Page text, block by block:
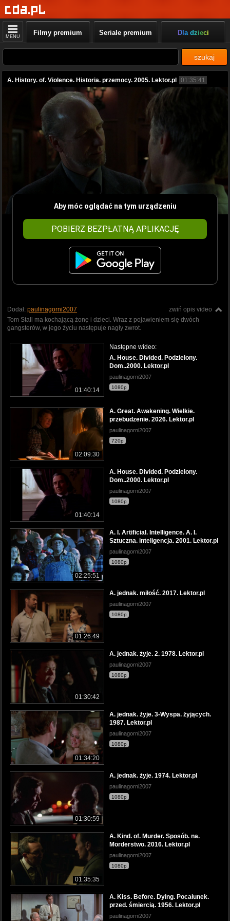
MENU Filmy premium Seriale premium Dla dzieci
szukaj
A. History. of. Violence. Historia. przemocy. 2005. Lektor.pl 01:35:41
Aby móc oglądać na tym urządzeniu
POBIERZ BEZPŁATNĄ APLIKACJĘ
zwiń opis video
Dodał: paulinagorni2007
Tom Stall ma kochającą żonę i dzieci. Wraz z pojawieniem się dwóch
gangsterów, w jego życiu następuje nagły zwrot.
01:40:14
Następne wideo:
A. House. Divided. Podzielony.
Dom..2000. Lektor.pl
paulinagorni2007
1080p
02:09:30
A. Great. Awakening. Wielkie.
przebudzenie. 2026. Lektor.pl
paulinagorni2007
720p
01:40:14
A. House. Divided. Podzielony.
Dom..2000. Lektor.pl
paulinagorni2007
1080p
02:25:51
A. I. Artificial. Intelligence. A. I.
Sztuczna. inteligencja. 2001. Lektor.pl
paulinagorni2007
1080p
01:26:49
A. jednak. miłość. 2017. Lektor.pl
paulinagorni2007
1080p
01:30:42
A. jednak. żyje. 2. 1978. Lektor.pl
paulinagorni2007
1080p
01:34:20
A. jednak. żyje. 3-Wyspa. żyjących.
1987. Lektor.pl
paulinagorni2007
1080p
01:30:59
A. jednak. żyje. 1974. Lektor.pl
paulinagorni2007
1080p
01:35:35
A. Kind. of. Murder. Sposób. na.
Morderstwo. 2016. Lektor.pl
paulinagorni2007
1080p
A. Kiss. Before. Dying. Pocałunek.
przed. śmiercią. 1956. Lektor.pl
paulinagorni2007